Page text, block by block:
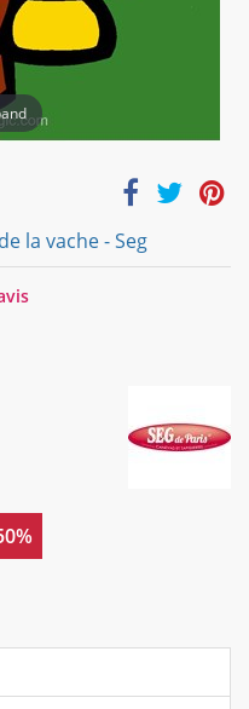
la vache - Seg